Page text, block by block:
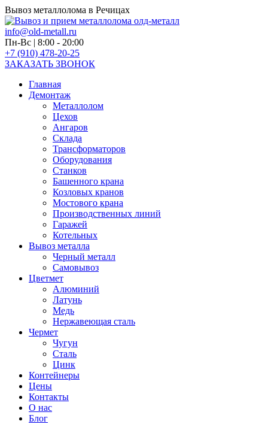
Вывоз металлолома в Речицах
info@old-metall.ru
Пн-Вс | 8:00 - 20:00
+7 (910) 478-20-25
ЗАКАЗАТЬ ЗВОНОК
Главная
Демонтаж
Металлолом
Цехов
Ангаров
Склада
Трансформаторов
Оборудования
Станков
Башенного крана
Козловых кранов
Мостового крана
Производственных линий
Гаражей
Котельных
Вывоз металла
Черный металл
Самовывоз
Цветмет
Алюминий
Латунь
Медь
Нержавеющая сталь
Чермет
Чугун
Сталь
Цинк
Контейнеры
Цены
Контакты
О нас
Блог